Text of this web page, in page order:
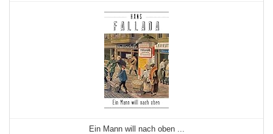
Ein Mann will nach oben ...